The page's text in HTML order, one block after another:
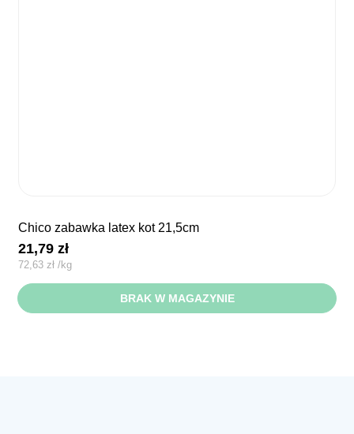
chico zabawka latex kot 21,5cm
21,79zł
72,63zł /kg
BRAK W MAGAZYNIE